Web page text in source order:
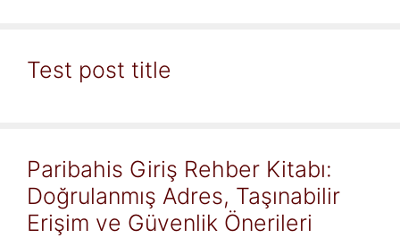
Test post title
Paribahis Giriş Rehber Kitabı:
Doğrulanmış Adres, Taşınabilir
Erişim ve Güvenlik Önerileri